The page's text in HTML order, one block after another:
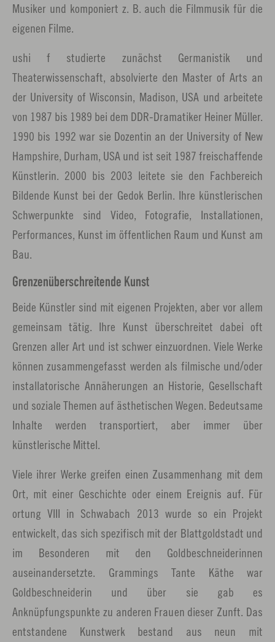
Musiker und komponiert z. B. auch die Filmmusik für die
eigenen Filme.
ushi f studierte zunächst Germanistik und
Theaterwissenschaft, absolvierte den Master of Arts an
der University of Wisconsin, Madison, USA und arbeitete
von 1987 bis 1989 bei dem DDR-Dramatiker Heiner Müller.
1990 bis 1992 war sie Dozentin an der University of New
Hampshire, Durham, USA und ist seit 1987 freischaffende
Künstlerin. 2000 bis 2003 leitete sie den Fachbereich
Bildende Kunst bei der Gedok Berlin. Ihre künstlerischen
Schwerpunkte sind Video, Fotografie, Installationen,
Performances, Kunst im öffentlichen Raum und Kunst am
Bau.
Grenzenüberschreitende Kunst
Beide Künstler sind mit eigenen Projekten, aber vor allem
gemeinsam tätig. Ihre Kunst überschreitet dabei oft
Grenzen aller Art und ist schwer einzuordnen. Viele Werke
können zusammengefasst werden als filmische und/oder
installatorische Annäherungen an Historie, Gesellschaft
und soziale Themen auf ästhetischen Wegen. Bedeutsame
Inhalte werden transportiert, aber immer über
künstlerische Mittel.
Viele ihrer Werke greifen einen Zusammenhang mit dem
Ort, mit einer Geschichte oder einem Ereignis auf. Für
ortung VIII in Schwabach 2013 wurde so ein Projekt
entwickelt, das sich spezifisch mit der Blattgoldstadt und
im Besonderen mit den Goldbeschneiderinnen
auseinandersetzte. Grammings Tante Käthe war
Goldbeschneiderin und über sie gab es
Anknüpfungspunkte zu anderen Frauen dieser Zunft. Das
entstandene Kunstwerk bestand aus neun mit